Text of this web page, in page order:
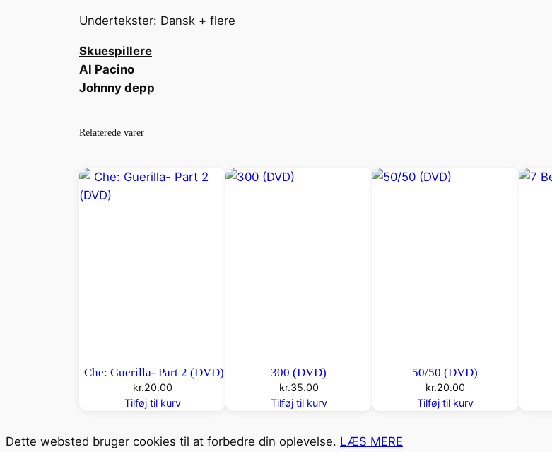
a
Undertekster: Dansk + flere
Skuespillere
Al Pacino
Johnny depp
Relaterede varer
Che: Guerilla- Part 2 (DVD)
kr.20.00
Tilføj til kurv
300 (DVD)
kr.35.00
Tilføj til kurv
50/50 (DVD)
kr.20.00
Tilføj til kurv
Dette websted bruger cookies til at forbedre din oplevelse. LÆS MERE